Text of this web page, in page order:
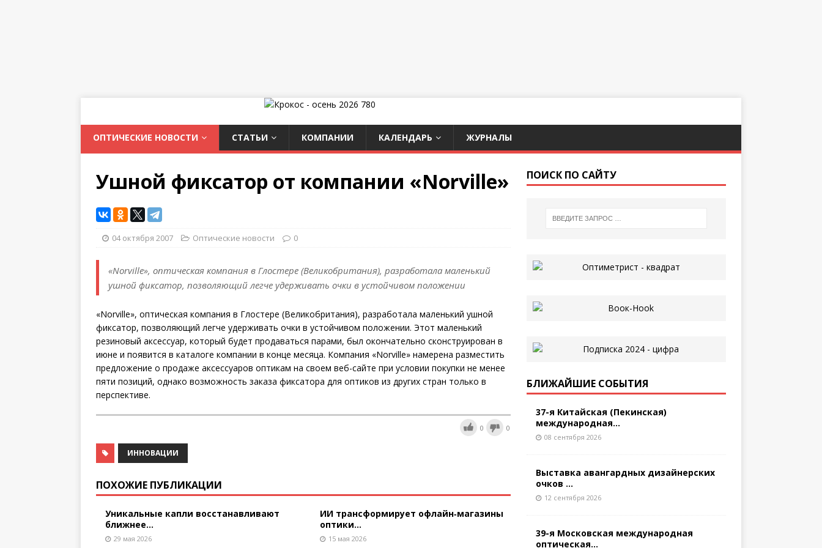
ОПТИЧЕСКИЕ НОВОСТИ СТАТЬИ КОМПАНИИ КАЛЕНДАРЬ ЖУРНАЛЫ
Ушной фиксатор от компании «Norville»
04 октября 2007 Оптические новости 0
«Norville», оптическая компания в Глостере (Великобритания), разработала маленький
ушной фиксатор, позволяющий легче удерживать очки в устойчивом положении
«Norville», оптическая компания в Глостере (Великобритания), разработала маленький ушной
фиксатор, позволяющий легче удерживать очки в устойчивом положении. Этот маленький
резиновый аксессуар, который будет продаваться парами, был окончательно сконструирован в
июне и появится в каталоге компании в конце месяца. Компания «Norville» намерена разместить
предложение о продаже аксессуаров оптикам на своем веб-сайте при условии покупки не менее
пяти позиций, однако возможность заказа фиксатора для оптиков из других стран только в
перспективе.
0 0
ИННОВАЦИИ
ПОХОЖИЕ ПУБЛИКАЦИИ
Уникальные капли восстанавливают
ближнее...
29 мая 2026
ИИ трансформирует офлайн‑магазины
оптики...
15 мая 2026
ПОИСК ПО САЙТУ
БЛИЖАЙШИЕ СОБЫТИЯ
37-я Китайская (Пекинская)
международная...
08 сентября 2026
Выставка авангардных дизайнерских
очков ...
12 сентября 2026
39-я Московская международная
оптическая...